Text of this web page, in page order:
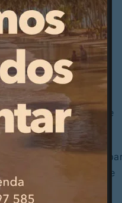
e que acaba
que “a possibilidade de
fase final especial”
tenho dúvidas que